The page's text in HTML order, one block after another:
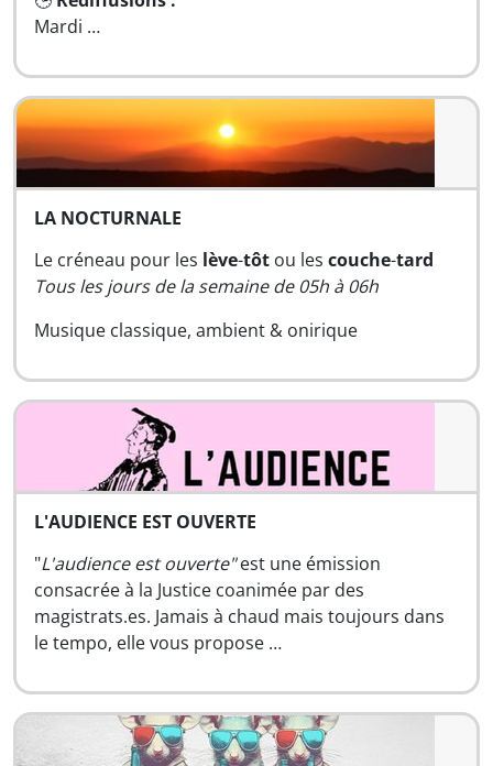
Mardi …
LA NOCTURNALE
Le créneau pour les lève-tôt ou les couche-tard
Tous les jours de la semaine de 05h à 06h
Musique classique, ambient & onirique
L'AUDIENCE EST OUVERTE
"L'audience est ouverte"est une émission
consacrée à la Justice coanimée par des
magistrats.es. Jamais à chaud mais toujours dans
le tempo, elle vous propose …